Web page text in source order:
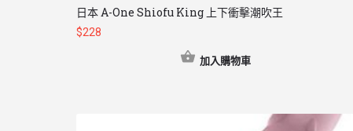
日本 A-One Shiofu King 上下衝擊潮吹王
$228
加入購物車